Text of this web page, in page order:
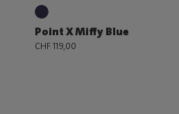
Point X Miffy Blue
CHF 119,00